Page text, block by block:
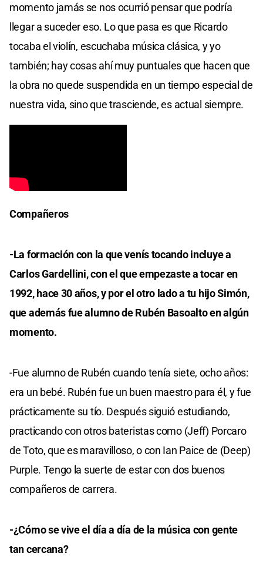
momento jamás se nos ocurrió pensar que podría
llegar a suceder eso. Lo que pasa es que Ricardo
tocaba el violín, escuchaba música clásica, y yo
también; hay cosas ahí muy puntuales que hacen que
la obra no quede suspendida en un tiempo especial de
nuestra vida, sino que trasciende, es actual siempre.
Compañeros
-La formación con la que venís tocando incluye a
Carlos Gardellini, con el que empezaste a tocar en
1992, hace 30 años, y por el otro lado a tu hijo Simón,
que además fue alumno de Rubén Basoalto en algún
momento.
-Fue alumno de Rubén cuando tenía siete, ocho años:
era un bebé. Rubén fue un buen maestro para él, y fue
prácticamente su tío. Después siguió estudiando,
practicando con otros bateristas como (Jeff) Porcaro
de Toto, que es maravilloso, o con Ian Paice de (Deep)
Purple. Tengo la suerte de estar con dos buenos
compañeros de carrera.
-¿Cómo se vive el día a día de la música con gente
tan cercana?